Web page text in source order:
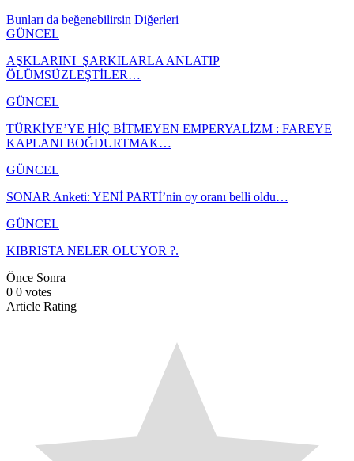
Bunları da beğenebilirsin Diğerleri
GÜNCEL
AŞKLARINI ŞARKILARLA ANLATIP
ÖLÜMSÜZLEŞTİLER…
GÜNCEL
TÜRKİYE’YE HİÇ BİTMEYEN EMPERYALİZM : FAREYE
KAPLANI BOĞDURTMAK…
GÜNCEL
SONAR Anketi: YENİ PARTİ’nin oy oranı belli oldu…
GÜNCEL
KIBRISTA NELER OLUYOR ?.
Önce Sonra
0 0 votes
Article Rating